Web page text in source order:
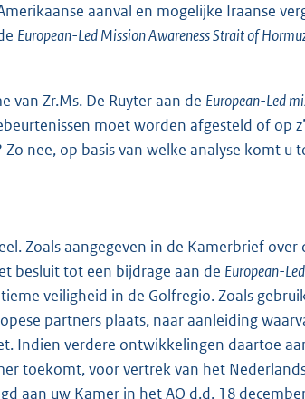
aanval en mogelijke Iraanse
European-Led Mission Awareness Strait of
van Zr.Ms. De Ruyter aan de European-Led
moet worden afgesteld of op
nee, op basis van welke analyse komt u
Zoals aangegeven in de Kamerbrief
besluit tot een bijdrage aan de European-
veiligheid in de Golfregio. Zoals
partners plaats, naar aanleiding
Indien verdere ontwikkelingen daartoe
toekomt, voor vertrek van het
aan uw Kamer in het AO d.d. 18